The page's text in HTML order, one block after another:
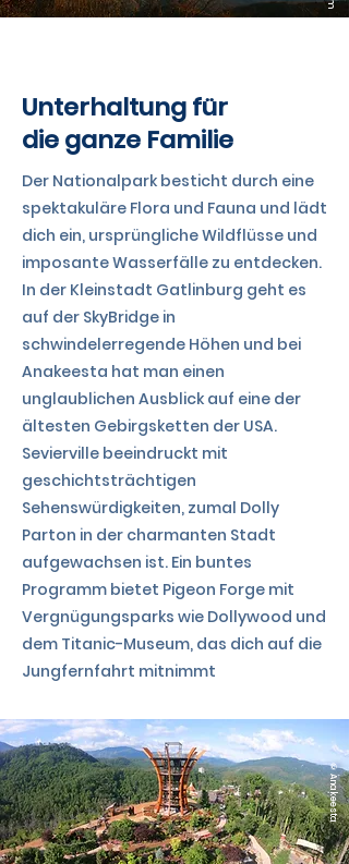
Unterhaltung für
die ganze Familie
Der Nationalpark besticht durch eine
spektakuläre Flora und Fauna und lädt
dich ein, ursprüngliche Wildflüsse und
imposante Wasserfälle zu entdecken.
In der Kleinstadt Gatlinburg geht es
auf der SkyBridge in
schwindelerregende Höhen und bei
Anakeesta hat man einen
unglaublichen Ausblick auf eine der
ältesten Gebirgsketten der USA.
Sevierville beeindruckt mit
geschichtsträchtigen
Sehenswürdigkeiten, zumal Dolly
Parton in der charmanten Stadt
aufgewachsen ist. Ein buntes
Programm bietet Pigeon Forge mit
Vergnügungsparks wie Dollywood und
dem Titanic-Museum, das dich auf die
Jungfernfahrt mitnimmt
©Anakeesta